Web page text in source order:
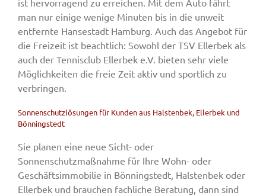
ist hervorragend zu erreichen. Mit dem Auto fährt
man nur einige wenige Minuten bis in die unweit
entfernte Hansestadt Hamburg. Auch das Angebot für
die Freizeit ist beachtlich: Sowohl der TSV Ellerbek als
auch der Tennisclub Ellerbek e.V. bieten sehr viele
Möglichkeiten die freie Zeit aktiv und sportlich zu
verbringen.
Sonnenschutzlösungen für Kunden aus Halstenbek, Ellerbek und
Bönningstedt
Sie planen eine neue Sicht- oder
Sonnenschutzmaßnahme für Ihre Wohn- oder
Geschäftsimmobilie in Bönningstedt, Halstenbek oder
Ellerbek und brauchen fachliche Beratung, dann sind